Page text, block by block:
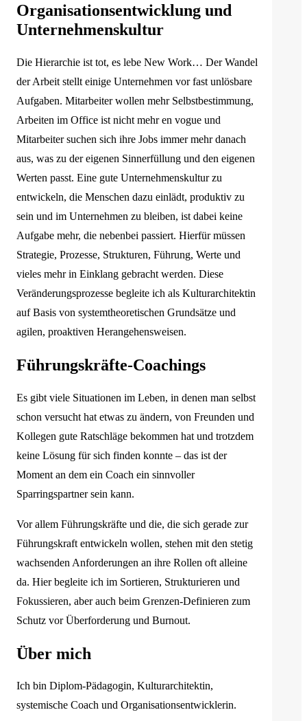
Organisationsentwicklung und
Unternehmenskultur
Die Hierarchie ist tot, es lebe New Work… Der Wandel
der Arbeit stellt einige Unternehmen vor fast unlösbare
Aufgaben. Mitarbeiter wollen mehr Selbstbestimmung,
Arbeiten im Office ist nicht mehr en vogue und
Mitarbeiter suchen sich ihre Jobs immer mehr danach
aus, was zu der eigenen Sinnerfüllung und den eigenen
Werten passt. Eine gute Unternehmenskultur zu
entwickeln, die Menschen dazu einlädt, produktiv zu
sein und im Unternehmen zu bleiben, ist dabei keine
Aufgabe mehr, die nebenbei passiert. Hierfür müssen
Strategie, Prozesse, Strukturen, Führung, Werte und
vieles mehr in Einklang gebracht werden. Diese
Veränderungsprozesse begleite ich als Kulturarchitektin
auf Basis von systemtheoretischen Grundsätze und
agilen, proaktiven Herangehensweisen.
Führungskräfte-Coachings
Es gibt viele Situationen im Leben, in denen man selbst
schon versucht hat etwas zu ändern, von Freunden und
Kollegen gute Ratschläge bekommen hat und trotzdem
keine Lösung für sich finden konnte – das ist der
Moment an dem ein Coach ein sinnvoller
Sparringspartner sein kann.
Vor allem Führungskräfte und die, die sich gerade zur
Führungskraft entwickeln wollen, stehen mit den stetig
wachsenden Anforderungen an ihre Rollen oft alleine
da. Hier begleite ich im Sortieren, Strukturieren und
Fokussieren, aber auch beim Grenzen-Definieren zum
Schutz vor Überforderung und Burnout.
Über mich
Ich bin Diplom-Pädagogin, Kulturarchitektin,
systemische Coach und Organisationsentwicklerin.